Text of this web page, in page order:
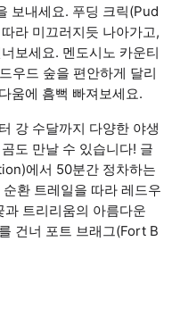
보내세요. 푸딩 크릭(Pud
라 미끄러지듯 나아가고,
보세요. 멘도시노 카운티
우드 숲을 편안하게 달리
움에 흠뻑 빠져보세요.
강 수달까지 다양한 야생
도 만날 수 있습니다! 글
에서 50분간 정차하는
환 트레일을 따라 레드우
트리리움의 아름다운
건너 포트 브래그(Fort B